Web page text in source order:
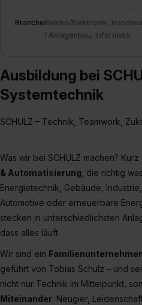
S. 1 lit. a) DS-GVO). Die
angemessenes
Datenschutzerklärung unter
Einstellungen“ widerrufen.
zeigen“. Weitere
BrancheElektro/Elektronik,
/ Anlagenbau, Informatik
Ausbildung bei
Systemtechnik
SCHULZ – Technik, Teamwork,
Was wir bei SCHULZ machen? Kurz
& Automatisierung , die richtig
Energietechnik, Gebäude,
Automotive oder erneuerbare
stecken in unterschiedlichsten
dass alles läuft.
Wir sind ein
geführt von Tobias Schulz – und
nicht nur Technik im Mittelpunkt,
Miteinander. Neugier,